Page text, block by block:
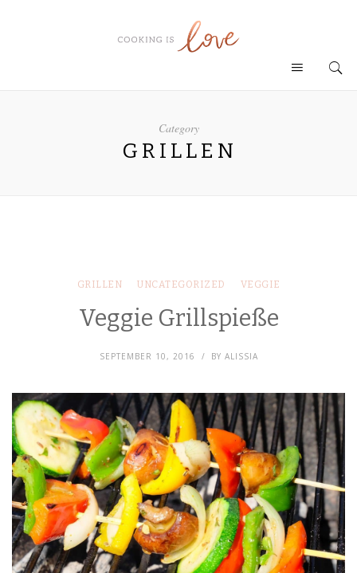
Category
GRILLEN
GRILLEN UNCATEGORIZED VEGGIE
Veggie Grillspieße
SEPTEMBER 10, 2016 BY ALISSIA